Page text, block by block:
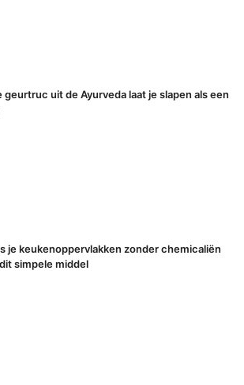
geurtruc uit de Ayurveda laat je slapen als een
je keukenoppervlakken zonder chemicaliën
simpele middel